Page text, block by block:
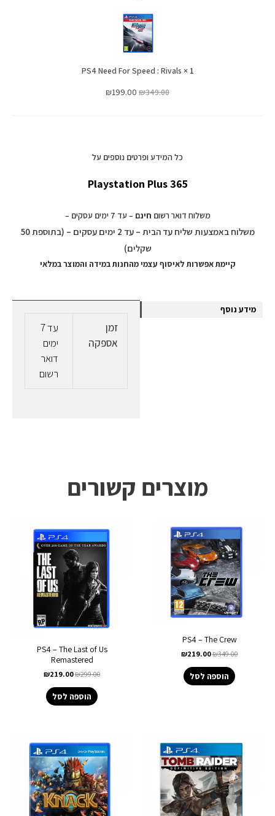
For
Speed
:
Rivals
1
×
PS4 Need For Speed : Rivals
₪349.00
₪199.00
כל המידע ופרטים נוספים על
Playstation Plus 365
משלוח דואר רשום חינם – עד 7 ימים עסקים –
משלוח באמצעות שליח עד הבית – עד 2 ימים עסקים – (בתוספת 50
שקלים)
קיימת אפשרות לאיסוף עצמי מהחנות במידה והמוצר במלאי
מידע נוסף
זמן
אספקה
עד 7
ימים
דואר
רשום
מוצרים קשורים
PS4 – The Crew
₪349.00
₪219.00
הוספה לסל
PS4 – The Last of Us
Remastered
₪299.00
₪219.00
הוספה לסל